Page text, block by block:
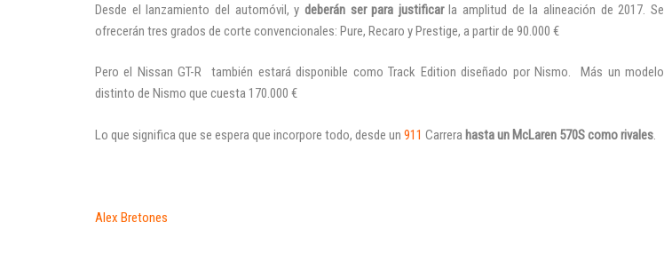
Desde el lanzamiento del automóvil, y deberán ser para justificarla amplitud de la alineación de 2017.Se
ofrecerán tres grados de corte convencionales: Pure, Recaro y Prestige, a partir de 90.000 €
Pero el Nissan GT-R también estará disponible como Track Edition diseñado por Nismo. Más un modelo
distinto de Nismo que cuesta 170.000 €
Lo que significa que se espera que incorpore todo, desde un 911 Carrera hasta un McLaren 570S como rivales
Alex Bretones